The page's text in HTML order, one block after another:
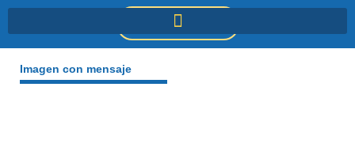
DONACIONES
Imagen con mensaje